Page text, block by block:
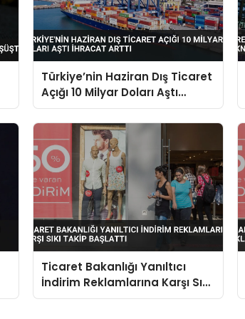
Türkiye’nin Haziran Dış Ticaret
Açığı 10 Milyar Doları Aştı
İhracat Arttı
Ticaret Bakanlığı Yanıltıcı
İndirim Reklamlarına Karşı Sıkı
Takip Başlattı